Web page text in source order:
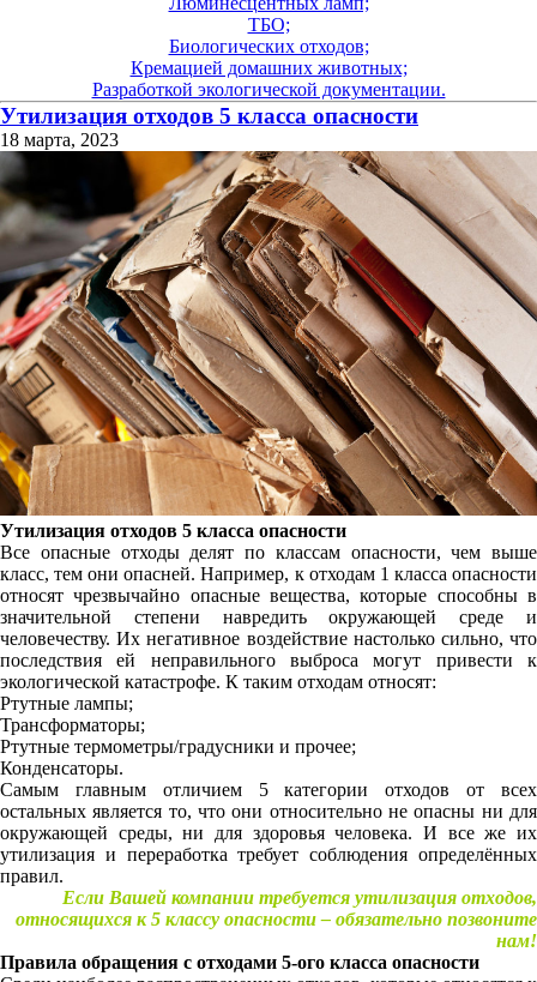
ТБО;
Биологических отходов;
Кремацией домашних животных;
Разработкой экологической документации.
Утилизация отходов 5 класса опасности
18 марта, 2023
Утилизация отходов 5 класса опасности
Все опасные отходы делят по классам опасности, чем выше
класс, тем они опасней. Например, к отходам 1 класса опасности
относят чрезвычайно опасные вещества, которые способны в
значительной степени навредить окружающей среде и
человечеству. Их негативное воздействие настолько сильно, что
последствия ей неправильного выброса могут привести к
экологической катастрофе. К таким отходам относят:
Ртутные лампы;
Трансформаторы;
Ртутные термометры/градусники и прочее;
Конденсаторы.
Самым главным отличием 5 категории отходов от всех
остальных является то, что они относительно не опасны ни для
окружающей среды, ни для здоровья человека. И все же их
утилизация и переработка требует соблюдения определённых
правил.
Если Вашей компании требуется утилизация отходов,
относящихся к 5 классу опасности – обязательно позвоните
нам!
Правила обращения с отходами 5-ого класса опасности